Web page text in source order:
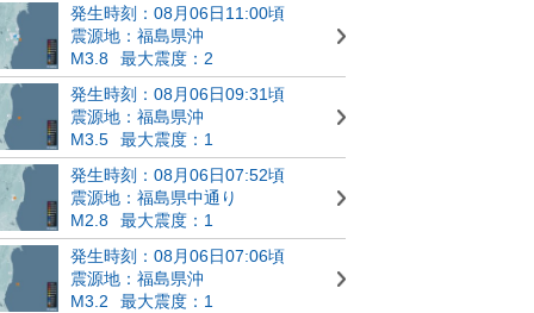
発生時刻：08月06日11:00頃
震源地：福島県沖
M3.8
最大震度：2
発生時刻：08月06日09:31頃
震源地：福島県沖
M3.5
最大震度：1
発生時刻：08月06日07:52頃
震源地：福島県中通り
M2.8
最大震度：1
発生時刻：08月06日07:06頃
震源地：福島県沖
M3.2
最大震度：1